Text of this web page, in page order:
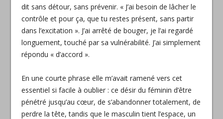
dit sans détour, sans prévenir. « J’ai besoin de lâcher le
contrôle et pour ça, que tu restes présent, sans partir
dans l’excitation ». J’ai arrêté de bouger, je l’ai regardé
longuement, touché par sa vulnérabilité. J’ai simplement
répondu « d’accord ».
En une courte phrase elle m’avait ramené vers cet
essentiel si facile à oublier : ce désir du féminin d’être
pénétré jusqu’au cœur, de s’abandonner totalement, de
perdre la tête, tandis que le masculin tient l’espace, un